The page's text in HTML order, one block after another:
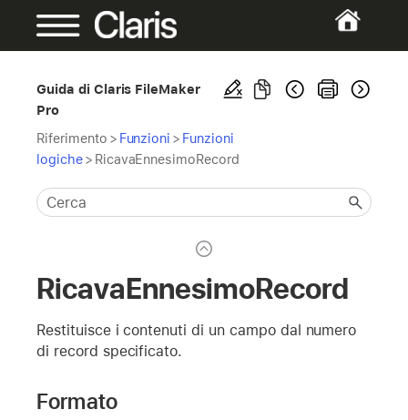
Guida di Claris FileMaker
Pro
Riferimento > Funzioni > Funzioni
logiche> RicavaEnnesimoRecord
RicavaEnnesimoRecord
Restituisce i contenuti di un campo dal numero
di record specificato.
Formato